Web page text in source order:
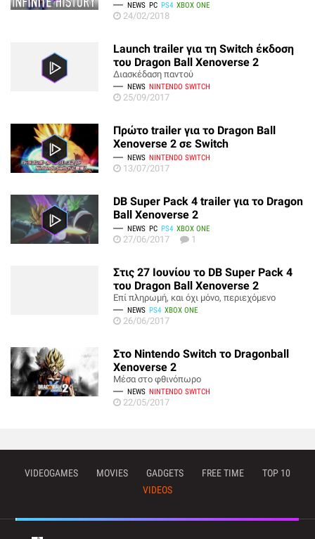
NEWS PC PS4 XBOX ONE
24/02/2018
Launch trailer για τη Switch έκδοση
του Dragon Ball Xenoverse 2
Διασκέδαση παντού
NEWS NINTENDO SWITCH
25/09/2017
Πρώτο trailer για το Dragon Ball
Xenoverse 2 σε Switch
NEWS NINTENDO SWITCH
13/07/2017
DB Super Pack 4 trailer για το Dragon
Ball Xenoverse 2
NEWS PC PS4 XBOX ONE
27/06/2017 1
Στις 27 Ιουνίου το DB Super Pack 4
του Dragon Ball Xenoverse 2
Επί πληρωμή, και όχι μόνο, περιεχόμενο
NEWS PS4 XBOX ONE
26/06/2017
Στο Nintendo Switch το Dragonball
Xenoverse 2
Μέσα στο φθινόπωρο
NEWS NINTENDO SWITCH
22/05/2017
VIDEOGAMES MOVIES GADGETS FREE TIME
TOP 10
VIDEOS